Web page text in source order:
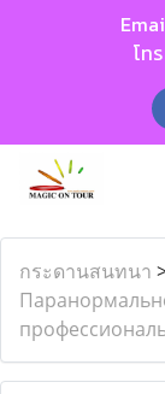
โทร
กระดานสนทนา